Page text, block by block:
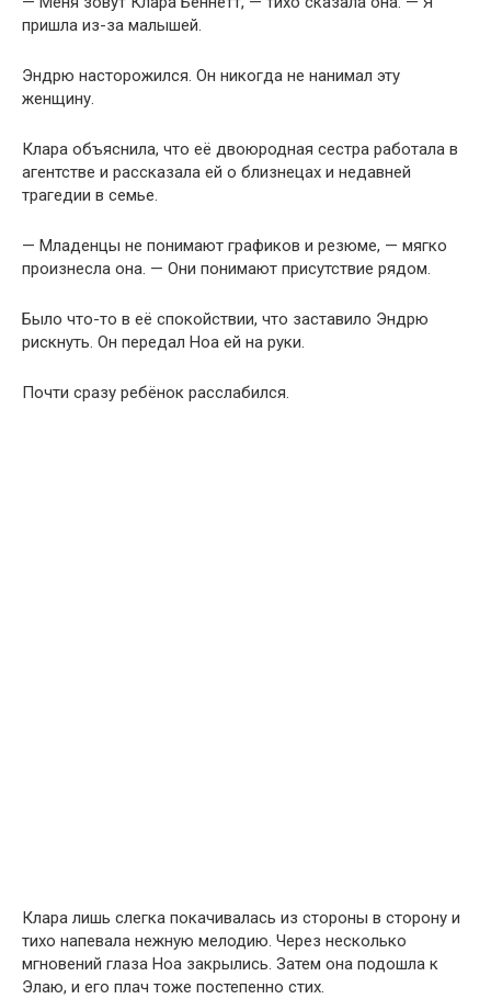
пришла из-за малышей.
Эндрю насторожился. Он никогда не нанимал эту
женщину.
Клара объяснила, что её двоюродная сестра работала в
агентстве и рассказала ей о близнецах и недавней
трагедии в семье.
— Младенцы не понимают графиков и резюме, — мягко
произнесла она. — Они понимают присутствие рядом.
Было что-то в её спокойствии, что заставило Эндрю
рискнуть. Он передал Ноа ей на руки.
Почти сразу ребёнок расслабился.
Клара лишь слегка покачивалась из стороны в сторону и
тихо напевала нежную мелодию. Через несколько
мгновений глаза Ноа закрылись. Затем она подошла к
Элаю, и его плач тоже постепенно стих.